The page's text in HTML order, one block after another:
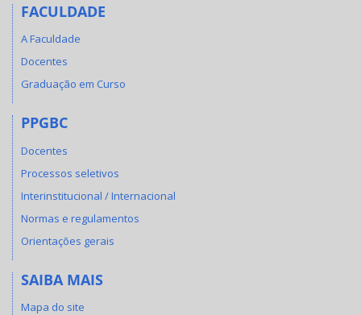
FACULDADE
A Faculdade
Docentes
Graduação em Curso
PPGBC
Docentes
Processos seletivos
Interinstitucional / Internacional
Normas e regulamentos
Orientações gerais
SAIBA MAIS
Mapa do site